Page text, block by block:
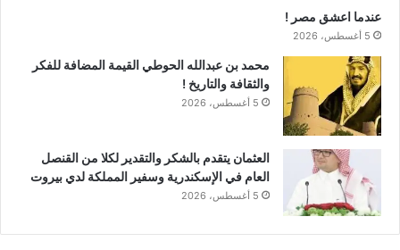
عندما اعشق مصر !
5 أغسطس، 2026
محمد بن عبدالله الحوطي القيمة المضافة للفكر
والثقافة والتاريخ !
5 أغسطس، 2026
العثمان يتقدم بالشكر والتقدير لكلا من القنصل
العام في الإسكندرية وسفير المملكة لدي بيروت
5 أغسطس، 2026